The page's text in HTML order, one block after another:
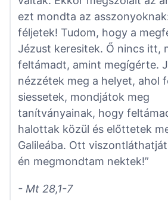
ezt mondta az
féljetek! Tudom, hogy a
Jézust keresitek. Ő nincs itt,
feltámadt, amint megígérte.
nézzétek meg a helyet, ahol
siessetek, mondjátok meg
tanítványainak, hogy
halottak közül és előttetek
Galileába. Ott
én megmondtam nektek!”
- Mt 28,1-7